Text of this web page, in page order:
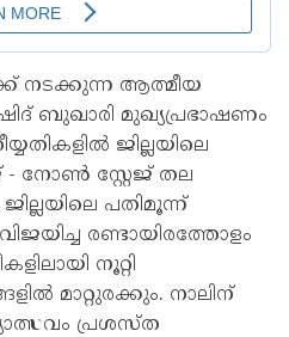
നടക്കുന്ന ആത്മീയ
ബുഖാരി മുഖ്യപ്രഭാഷണം
ജില്ലയിലെ
- നോൺ സ്റ്റേജ് തല
പതിമൂന്ന്
രണ്ടായിരത്തോളം
നൂറ്റി
മാറ്റുരക്കും. നാലിന്
പ്രശസ്ത